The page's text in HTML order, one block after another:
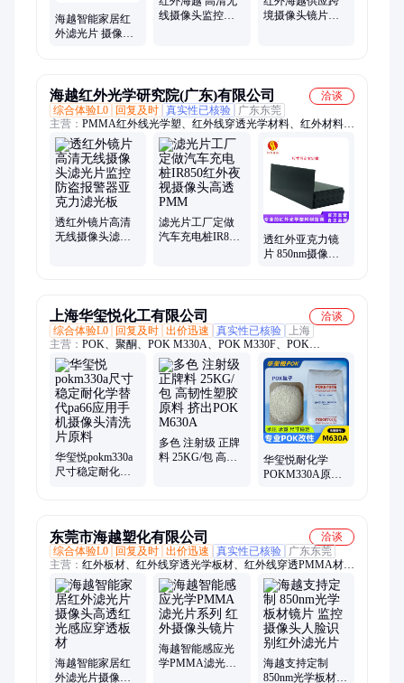
海越智能家居红
外滤光片 摄像头
线摄像头监控防
境摄像头镜片摄
海越红外光学研究院(广东)有限公司
洽谈
综合体验L0
回复及时 真实性已核验
广东东莞
主营： PMMA红外线光学塑、红外线穿透光学材料、红外材料
PC、红外光学滤光片、PC红外线光学材料、IR850nm、
IR940NM
透红外镜片高清
无线摄像头滤光
滤光片工厂定做
汽车充电桩IR850
透红外亚克力镜
片 850nm摄像头
上海华玺悦化工有限公司
洽谈
综合体验L0
回复及时 出价迅速 真实性已核验
上海
主营： POK、聚酮、POK M330A、POK M330F、POK
M630A、POK M630F、PA66、POM
华玺悦pokm330a
尺寸稳定耐化学
多色 注射级 正牌
料 25KG/包 高韧
华玺悦耐化学
POKM330A原料
东莞市海越塑化有限公司
洽谈
综合体验L0
回复及时 出价迅速 真实性已核验
广东东莞
主营： 红外板材、红外线穿透光学板材、红外线穿透PMMA材
料、透红外光学滤光片、安防摄像头外壳、红外线穿透PC材
料、智能感应面板
海越智能家居红
外滤光片摄像头
海越智能感应光
学PMMA滤光片
海越支持定制
850nm光学板材镜